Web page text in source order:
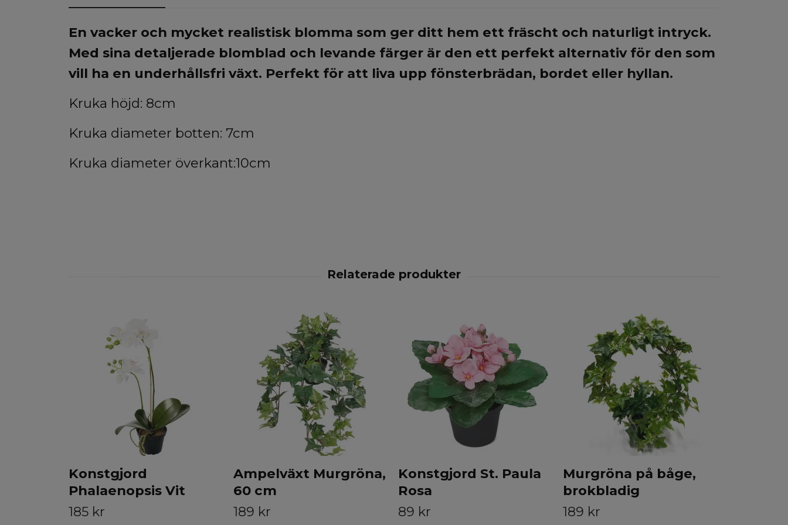
En vacker och mycket realistisk blomma som ger ditt hem ett fräscht och naturligt intryck.
Med sina detaljerade blomblad och levande färger är den ett perfekt alternativ för den som
vill ha en underhållsfri växt. Perfekt för att liva upp fönsterbrädan, bordet eller hyllan.
Kruka höjd: 8cm
Kruka diameter botten: 7cm
Kruka diameter överkant:10cm
Konstgjord
Phalaenopsis Vit
185 kr
Ampelväxt Murgröna,
60 cm
189 kr
Konstgjord St. Paula
Rosa
89 kr
Murgröna på båge,
brokbladig
189 kr